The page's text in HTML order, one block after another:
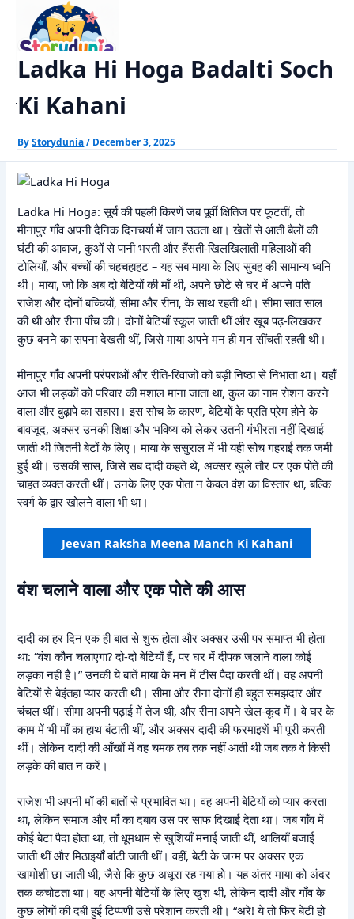
content
StoryDunia
Kids Stories
Moral Stories
Ladka Hi Hoga Badalti Soch
Ki Kahani
ByStorydunia/ December 3, 2025
Ladka Hi Hoga: सूर्य की पहली किरणें जब पूर्वी क्षितिज पर फूटतीं, तो
मीनापुर गाँव अपनी दैनिक दिनचर्या में जाग उठता था। खेतों से आती बैलों की
घंटी की आवाज, कुओं से पानी भरती और हँसती-खिलखिलाती महिलाओं की
टोलियाँ, और बच्चों की चहचहाहट – यह सब माया के लिए सुबह की सामान्य ध्वनि
थी। माया, जो कि अब दो बेटियों की माँ थी, अपने छोटे से घर में अपने पति
राजेश और दोनों बच्चियों, सीमा और रीना, के साथ रहती थी। सीमा सात साल
की थी और रीना पाँच की। दोनों बेटियाँ स्कूल जाती थीं और खूब पढ़-लिखकर
कुछ बनने का सपना देखती थीं, जिसे माया अपने मन ही मन सींचती रहती थी।
मीनापुर गाँव अपनी परंपराओं और रीति-रिवाजों को बड़ी निष्ठा से निभाता था। यहाँ
आज भी लड़कों को परिवार की मशाल माना जाता था, कुल का नाम रोशन करने
वाला और बुढ़ापे का सहारा। इस सोच के कारण, बेटियों के प्रति प्रेम होने के
बावजूद, अक्सर उनकी शिक्षा और भविष्य को लेकर उतनी गंभीरता नहीं दिखाई
जाती थी जितनी बेटों के लिए। माया के ससुराल में भी यही सोच गहराई तक जमी
हुई थी। उसकी सास, जिसे सब दादी कहते थे, अक्सर खुले तौर पर एक पोते की
चाहत व्यक्त करती थीं। उनके लिए एक पोता न केवल वंश का विस्तार था, बल्कि
स्वर्ग के द्वार खोलने वाला भी था।
Jeevan Raksha Meena Manch Ki Kahani
वंश चलाने वाला और एक पोते की आस
दादी का हर दिन एक ही बात से शुरू होता और अक्सर उसी पर समाप्त भी होता
था: “वंश कौन चलाएगा? दो-दो बेटियाँ हैं, पर घर में दीपक जलाने वाला कोई
लड़का नहीं है।” उनकी ये बातें माया के मन में टीस पैदा करती थीं। वह अपनी
बेटियों से बेइंतहा प्यार करती थी। सीमा और रीना दोनों ही बहुत समझदार और
चंचल थीं। सीमा अपनी पढ़ाई में तेज थी, और रीना अपने खेल-कूद में। वे घर के
काम में भी माँ का हाथ बंटाती थीं, और अक्सर दादी की फरमाइशें भी पूरी करती
थीं। लेकिन दादी की आँखों में वह चमक तब तक नहीं आती थी जब तक वे किसी
लड़के की बात न करें।
राजेश भी अपनी माँ की बातों से प्रभावित था। वह अपनी बेटियों को प्यार करता
था, लेकिन समाज और माँ का दबाव उस पर साफ दिखाई देता था। जब गाँव में
कोई बेटा पैदा होता था, तो धूमधाम से खुशियाँ मनाई जाती थीं, थालियाँ बजाई
जाती थीं और मिठाइयाँ बांटी जाती थीं। वहीं, बेटी के जन्म पर अक्सर एक
खामोशी छा जाती थी, जैसे कि कुछ अधूरा रह गया हो। यह अंतर माया को अंदर
तक कचोटता था। वह अपनी बेटियों के लिए खुश थी, लेकिन दादी और गाँव के
कुछ लोगों की दबी हुई टिप्पणी उसे परेशान करती थी। “अरे! ये तो फिर बेटी हो